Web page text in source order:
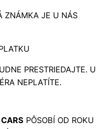
ZNÁMKA JE U NÁS
PRESTRIEDAJTE. U
NEPLATÍTE.
PÔSOBÍ OD ROKU